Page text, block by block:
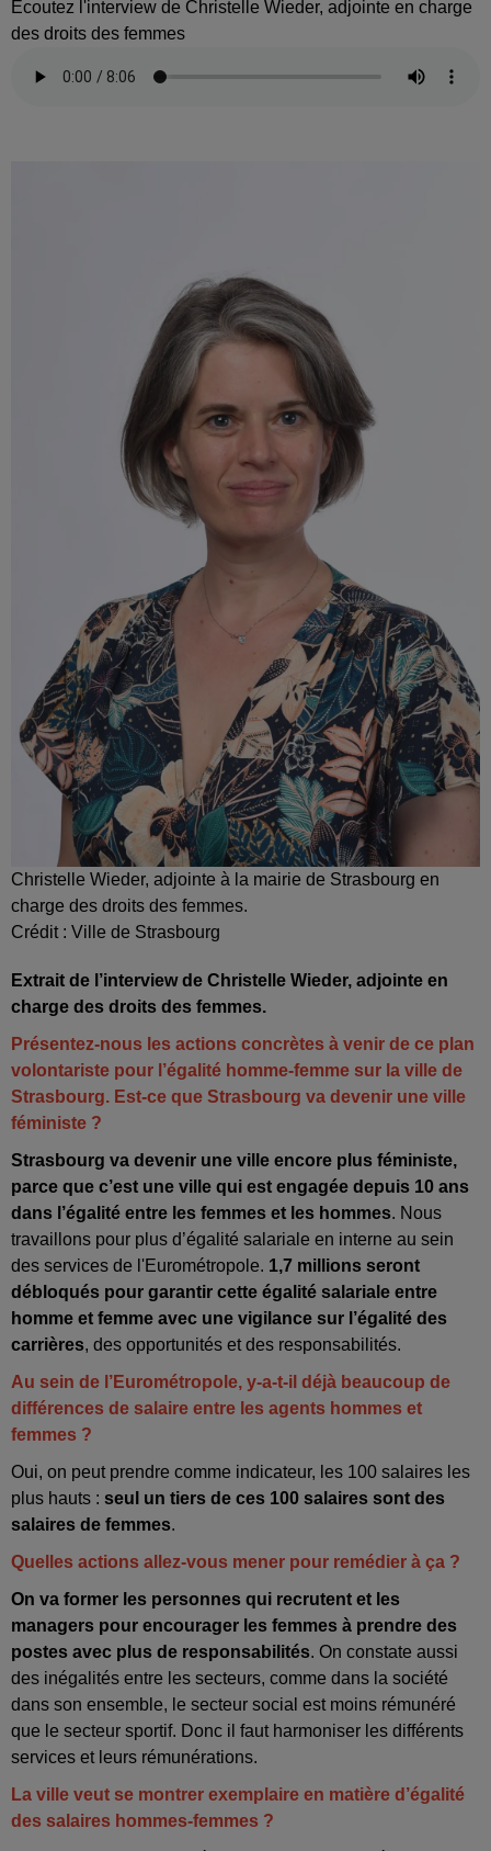
Ecoutez l'interview de Christelle Wieder, adjointe en charge
des droits des femmes
Christelle Wieder, adjointe à la mairie de Strasbourg en
charge des droits des femmes.
Crédit : Ville de Strasbourg
Extrait de l’interview de Christelle Wieder, adjointe en
charge des droits des femmes.
Présentez-nous les actions concrètes à venir de ce plan
volontariste pour l’égalité homme-femme sur la ville de
Strasbourg. Est-ce que Strasbourg va devenir une ville
féministe ?
Strasbourg va devenir une ville encore plus féministe,
parce que c’est une ville qui est engagée depuis 10 ans
dans l’égalité entre les femmes et les hommes. Nous
travaillons pour plus d’égalité salariale en interne au sein
des services de l'Eurométropole. 1,7 millions seront
débloqués pour garantir cette égalité salariale entre
homme et femme avec une vigilance sur l’égalité des
carrières, des opportunités et des responsabilités.
Au sein de l’Eurométropole, y-a-t-il déjà beaucoup de
différences de salaire entre les agents hommes et
femmes ?
Oui, on peut prendre comme indicateur, les 100 salaires les
plus hauts : seul un tiers de ces 100 salaires sont des
salaires de femmes.
Quelles actions allez-vous mener pour remédier à ça ?
On va former les personnes qui recrutent et les
managers pour encourager les femmes à prendre des
postes avec plus de responsabilités. On constate aussi
des inégalités entre les secteurs, comme dans la société
dans son ensemble, le secteur social est moins rémunéré
que le secteur sportif. Donc il faut harmoniser les différents
services et leurs rémunérations.
La ville veut se montrer exemplaire en matière d’égalité
des salaires hommes-femmes ?